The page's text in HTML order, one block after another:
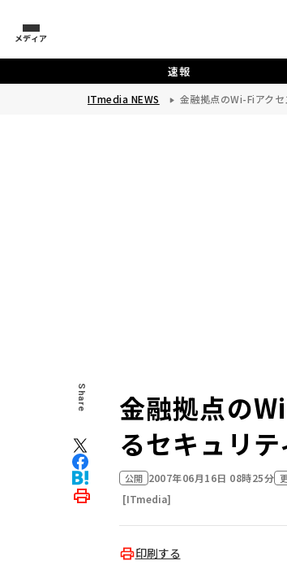
メディア
速報
ITmedia NEWS 金融拠点のWi-Fiアク
Share
金融拠点の
るセキュリ
公開 2007年06月16日 08時25分
[ITmedia]
印刷する